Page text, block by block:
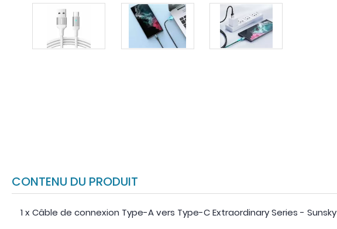
CONTENU DU PRODUIT
1 x Câble de connexion Type-A vers Type-C Extraordinary Series - Sunsky